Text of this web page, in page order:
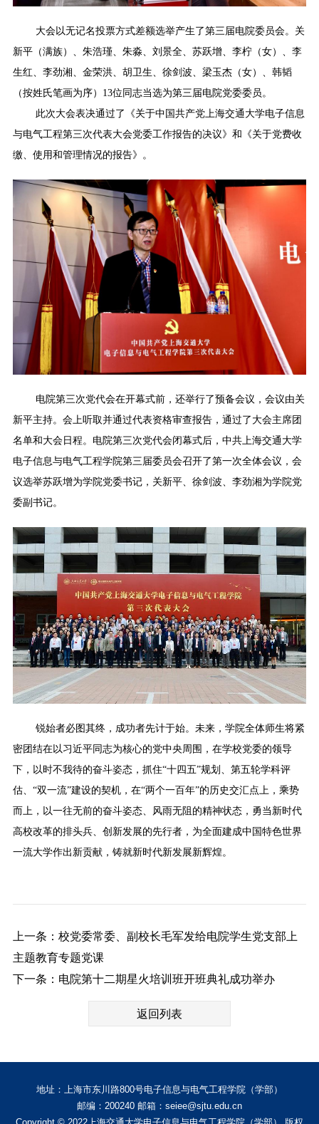
大会以无记名投票方式差额选举产生了第三届电院委员会。关
新平（满族）、朱浩瑾、朱淼、刘景全、苏跃增、李柠（女）、李
生红、李劲湘、金荣洪、胡卫生、徐剑波、梁玉杰（女）、韩韬
（按姓氏笔画为序）13位同志当选为第三届电院党委委员。
此次大会表决通过了《关于中国共产党上海交通大学电子信息
与电气工程第三次代表大会党委工作报告的决议》和《关于党费收
缴、使用和管理情况的报告》。
电院第三次党代会在开幕式前，还举行了预备会议，会议由关
新平主持。会上听取并通过代表资格审查报告，通过了大会主席团
名单和大会日程。电院第三次党代会闭幕式后，中共上海交通大学
电子信息与电气工程学院第三届委员会召开了第一次全体会议，会
议选举苏跃增为学院党委书记，关新平、徐剑波、李劲湘为学院党
委副书记。
锐始者必图其终，成功者先计于始。未来，学院全体师生将紧
密团结在以习近平同志为核心的党中央周围，在学校党委的领导
下，以时不我待的奋斗姿态，抓住“十四五”规划、第五轮学科评
估、“双一流”建设的契机，在“两个一百年”的历史交汇点上，乘势
而上，以一往无前的奋斗姿态、风雨无阻的精神状态，勇当新时代
高校改革的排头兵、创新发展的先行者，为全面建成中国特色世界
一流大学作出新贡献，铸就新时代新发展新辉煌。
上一条：校党委常委、副校长毛军发给电院学生党支部上
主题教育专题党课
下一条：电院第十二期星火培训班开班典礼成功举办
返回列表
地址：上海市东川路800号电子信息与电气工程学院（学部）
邮编：200240 邮箱：seiee@sjtu.edu.cn